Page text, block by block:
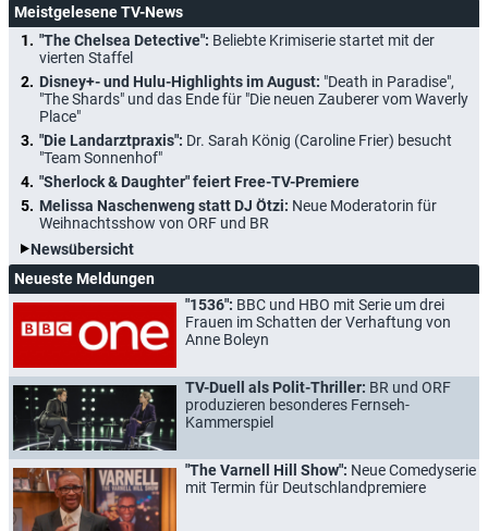
Meistgelesene TV-News
"The Chelsea Detective": Beliebte Krimiserie startet mit der
vierten Staffel
Disney+- und Hulu-Highlights im August: "Death in Paradise",
"The Shards" und das Ende für "Die neuen Zauberer vom Waverly
Place"
"Die Landarztpraxis": Dr. Sarah König (Caroline Frier) besucht
"Team Sonnenhof"
"Sherlock & Daughter" feiert Free-TV-Premiere
Melissa Naschenweng statt DJ Ötzi: Neue Moderatorin für
Weihnachtsshow von ORF und BR
Newsübersicht
Neueste Meldungen
"1536": BBC und HBO mit Serie um drei
Frauen im Schatten der Verhaftung von
Anne Boleyn
TV-Duell als Polit-Thriller: BR und ORF
produzieren besonderes Fernseh-
Kammerspiel
"The Varnell Hill Show": Neue Comedyserie
mit Termin für Deutschlandpremiere